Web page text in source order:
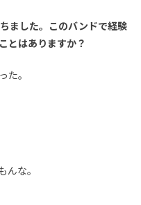
ました。このバンドで経験
とはありますか？
た。
んな。